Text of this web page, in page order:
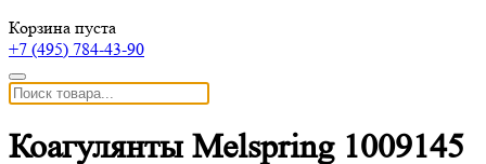
Корзина пуста
+7 (495) 784-43-90
Коагулянты Melspring 1009145